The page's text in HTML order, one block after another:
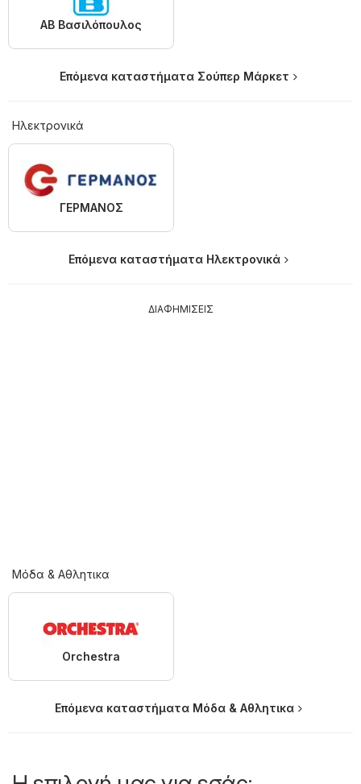
ΑΒ Βασιλόπουλος
Επόμενα καταστήματα Σούπερ Μάρκετ
Hλεκτρονικά
ΓΕΡΜΑΝΟΣ
Επόμενα καταστήματα Hλεκτρονικά
ΔΙΑΦΗΜΙΣΕΙΣ
Μόδα & Aθλητικα
Orchestra
Επόμενα καταστήματα Μόδα & Aθλητικα